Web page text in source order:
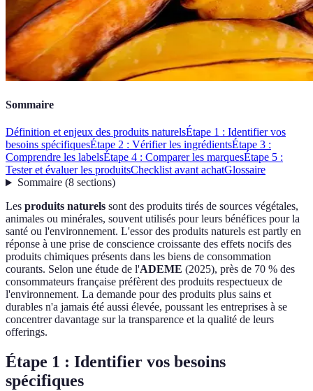
Sommaire
Définition et enjeux des produits naturelsÉtape 1 : Identifier vos
besoins spécifiquesÉtape 2 : Vérifier les ingrédientsÉtape 3 :
Comprendre les labelsÉtape 4 : Comparer les marquesÉtape 5 :
Tester et évaluer les produitsChecklist avant achatGlossaire
Sommaire(8 sections)
Les produits naturels sont des produits tirés de sources végétales,
animales ou minérales, souvent utilisés pour leurs bénéfices pour la
santé ou l'environnement. L'essor des produits naturels est partly en
réponse à une prise de conscience croissante des effets nocifs des
produits chimiques présents dans les biens de consommation
courants. Selon une étude de l'ADEME (2025), près de 70 % des
consommateurs française préfèrent des produits respectueux de
l'environnement. La demande pour des produits plus sains et
durables n'a jamais été aussi élevée, poussant les entreprises à se
concentrer davantage sur la transparence et la qualité de leurs
offerings.
Étape 1 : Identifier vos besoins
spécifiques